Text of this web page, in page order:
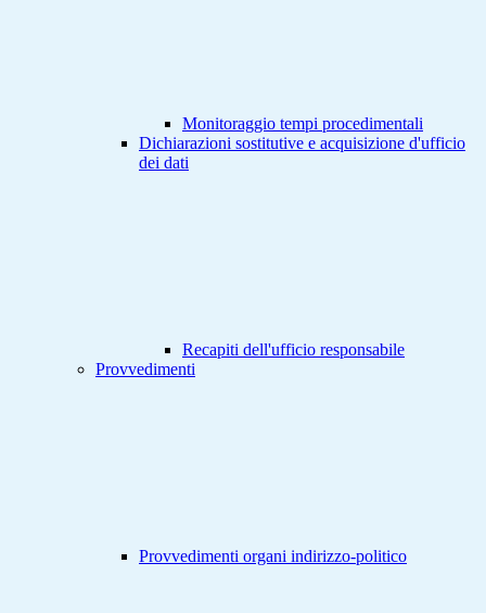
Monitoraggio tempi procedimentali
Dichiarazioni sostitutive e acquisizione d'ufficio
dei dati
Recapiti dell'ufficio responsabile
Provvedimenti
Provvedimenti organi indirizzo-politico